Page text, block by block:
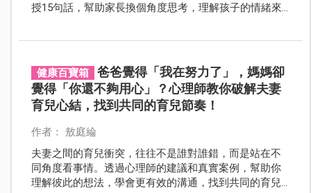
授15句話，幫助家長換個角度思考，理解孩子的情緒來
健康百寶箱
爸爸覺得「我在努力了」，媽媽卻
覺得「你還不夠用心」？心理師教你破解夫妻
育兒心結，找到共同的育兒節奏！
作者： 敖庭綸
夫妻之間的育兒衝突，往往不是誰對誰錯，而是站在不
同角度看事情。透過心理師的建議和真實案例，幫助你
理解彼此的想法，學會更有效的溝通，找到共同的育兒